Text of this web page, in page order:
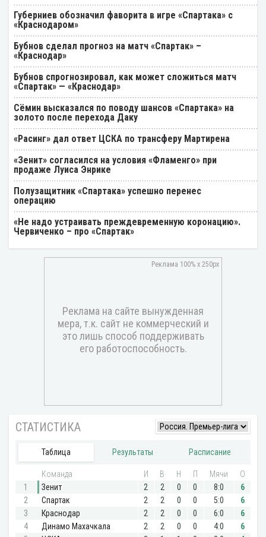
Губерниев обозначил фаворита в игре «Спартака» с
«Краснодаром»
Бубнов сделал прогноз на матч «Спартак» –
«Краснодар»
Бубнов спрогнозировал, как может сложиться матч
«Спартак» — «Краснодар»
Cёмин высказался по поводу шансов «Спартака» на
золото после перехода Даку
«Расинг» дал ответ ЦСКА по трансферу Мартирена
«Зенит» согласился на условия «Фламенго» при
продаже Луиса Энрике
Полузащитник «Спартака» успешно перенес
операцию
«Не надо устраивать преждевременную коронацию».
Червиченко – про «Спартак»